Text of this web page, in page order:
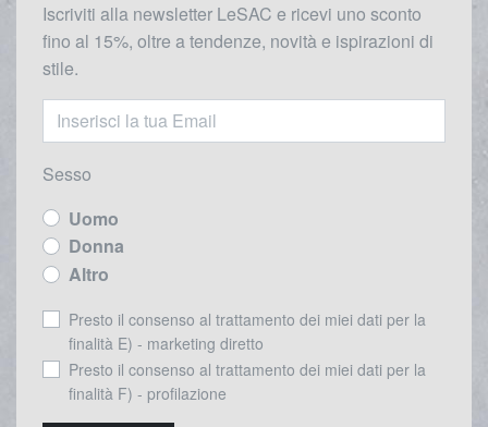
Iscriviti alla newsletter LeSAC e ricevi uno sconto
fino al 15%, oltre a tendenze, novità e ispirazioni di
stile.
Sesso
Uomo
Donna
Altro
Presto il consenso al trattamento dei miei dati per la
finalità E) - marketing diretto
Presto il consenso al trattamento dei miei dati per la
finalità F) - profilazione